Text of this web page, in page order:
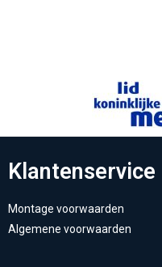
Klantenservice
Montage voorwaarden
Algemene voorwaarden